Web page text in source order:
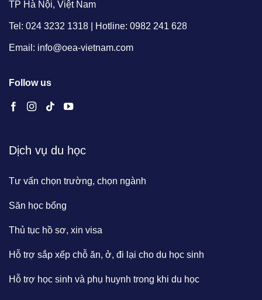
TP Hà Nội, Việt Nam
Tel: 024 3232 1318 | Hotline: 0982 241 628
Email: info@oea-vietnam.com
Follow us
Dịch vụ du học
Tư vấn chọn trường, chọn ngành
Săn học bổng
Thủ tục hồ sơ, xin visa
Hỗ trợ sắp xếp chỗ ăn, ở, đi lại cho du học sinh
Hỗ trợ học sinh và phụ huynh trong khi du học